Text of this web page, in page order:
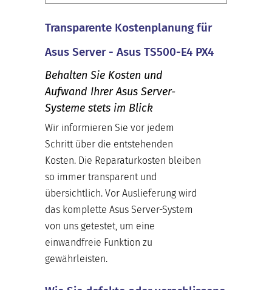
Transparente Kostenplanung für
Asus Server - Asus TS500-E4 PX4
Behalten Sie Kosten und
Aufwand Ihrer Asus Server-
Systeme stets im Blick
Wir informieren Sie vor jedem
Schritt über die entstehenden
Kosten. Die Reparaturkosten bleiben
so immer transparent und
übersichtlich. Vor Auslieferung wird
das komplette Asus Server-System
von uns getestet, um eine
einwandfreie Funktion zu
gewährleisten.